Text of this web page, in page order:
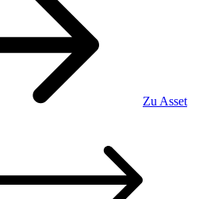
Zu Asset